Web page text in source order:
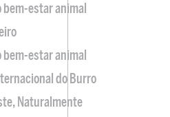
estar animal
estar animal
do Burro
Naturalmente